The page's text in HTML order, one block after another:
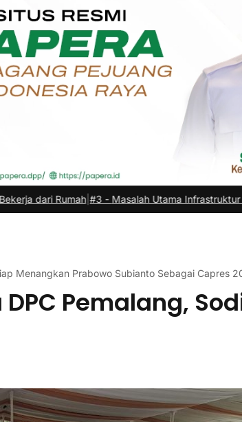
#3 -Masalah Utama Infrastruktur Pengisian Daya
Menangkan Prabowo Subianto Sebagai Capres
Pemalang,